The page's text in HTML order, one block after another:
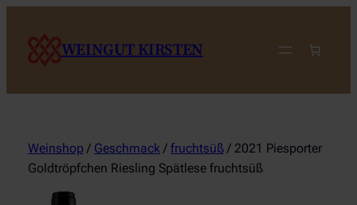
springen
WEINGUT KIRSTEN
Weinshop / Geschmack/ fruchtsüß/ 2021 Piesporter
Goldtröpfchen Riesling Spätlese fruchtsüß